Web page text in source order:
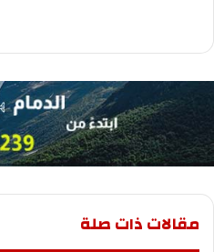
مقالات ذات صلة